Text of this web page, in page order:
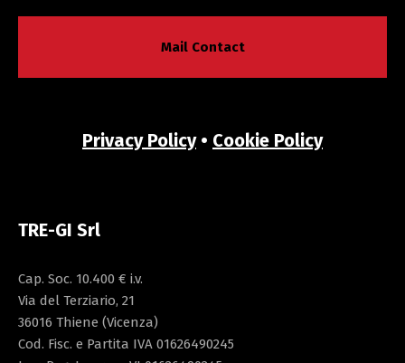
Mail Contact
Privacy Policy• Cookie Policy
TRE-GI Srl
Cap. Soc. 10.400 € i.v.
Via del Terziario, 21
36016 Thiene (Vicenza)
Cod. Fisc. e Partita IVA 01626490245